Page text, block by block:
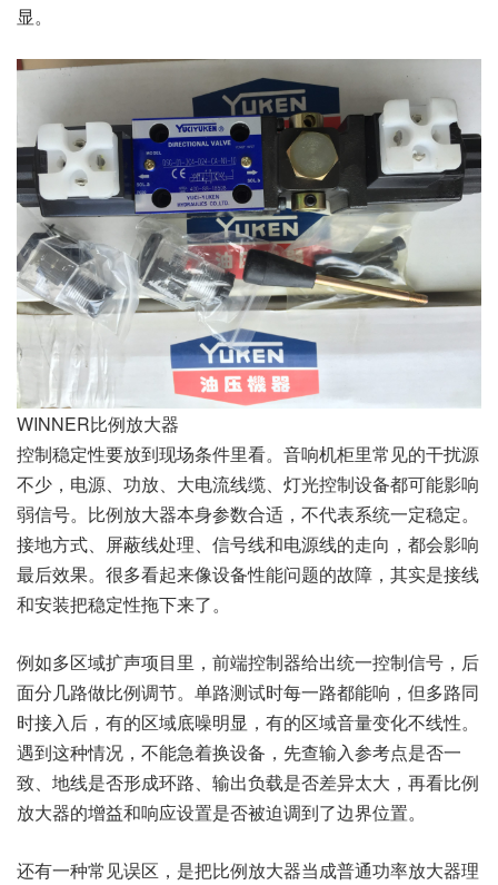
显。
WINNER比例放大器
控制稳定性要放到现场条件里看。音响机柜里常见的干扰源
不少，电源、功放、大电流线缆、灯光控制设备都可能影响
弱信号。比例放大器本身参数合适，不代表系统一定稳定。
接地方式、屏蔽线处理、信号线和电源线的走向，都会影响
最后效果。很多看起来像设备性能问题的故障，其实是接线
和安装把稳定性拖下来了。
例如多区域扩声项目里，前端控制器给出统一控制信号，后
面分几路做比例调节。单路测试时每一路都能响，但多路同
时接入后，有的区域底噪明显，有的区域音量变化不线性。
遇到这种情况，不能急着换设备，先查输入参考点是否一
致、地线是否形成环路、输出负载是否差异太大，再看比例
放大器的增益和响应设置是否被迫调到了边界位置。
还有一种常见误区，是把比例放大器当成普通功率放大器理